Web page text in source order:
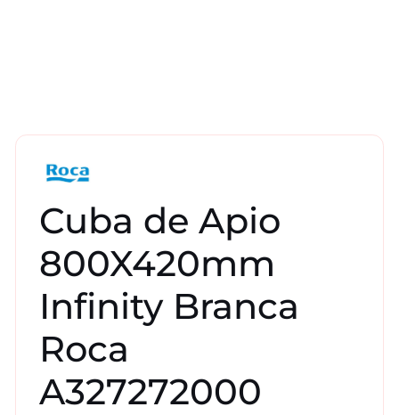
Cuba de Apio
800X420mm
Infinity Branca
Roca
A327272000